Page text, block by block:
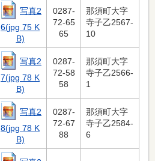
写真2
6(jpg 75 K
B)
0287-
72-65
65
那須町大字
寺子乙2567-
10
写真2
7(jpg 78 K
B)
0287-
72-58
58
那須町大字
寺子乙2566-
1
写真2
8(jpg 78 K
B)
0287-
72-67
88
那須町大字
寺子乙2584-
6